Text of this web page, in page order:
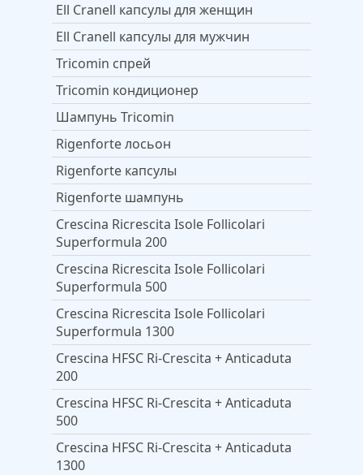
Ell Cranell капсулы для женщин
Ell Cranell капсулы для мужчин
Tricomin спрей
Tricomin кондиционер
Шампунь Tricomin
Rigenforte лосьон
Rigenforte капсулы
Rigenforte шампунь
Crescina Ricrescita Isole Follicolari
Superformula 200
Crescina Ricrescita Isole Follicolari
Superformula 500
Crescina Ricrescita Isole Follicolari
Superformula 1300
Crescina HFSС Ri-Crescita + Anticaduta
200
Crescina HFSС Ri-Crescita + Anticaduta
500
Crescina HFSС Ri-Crescita + Anticaduta
1300